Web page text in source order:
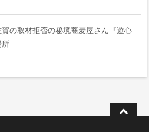
賀の取材拒否の秘境蕎麦屋さん『遊心
所